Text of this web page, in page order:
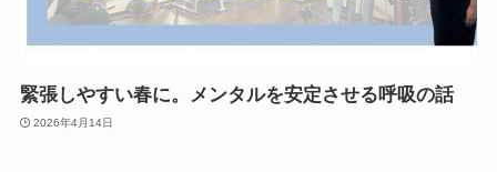
緊張しやすい春に。メンタルを安定させる呼吸の話
2026年4月14日